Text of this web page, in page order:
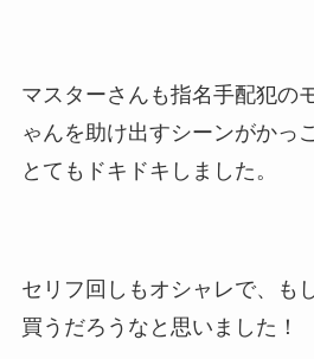
マスターさんも指名手配犯の
ゃんを助け出すシーンがかっ
とてもドキドキしました。
セリフ回しもオシャレで、も
買うだろうなと思いました！